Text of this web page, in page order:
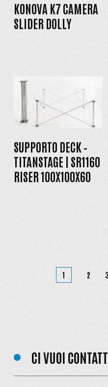
KONOVA K7 CAMERA
SLIDER DOLLY
SUPPORTO DECK –
TITANSTAGE | SR1160
RISER 100X100X60
1 2 3
CI VUOI